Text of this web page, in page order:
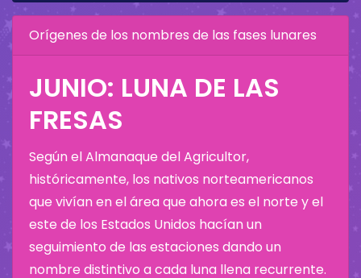
Orígenes de los nombres de las fases lunares
JUNIO: LUNA DE LAS
FRESAS
Según el Almanaque del Agricultor,
históricamente, los nativos norteamericanos
que vivían en el área que ahora es el norte y el
este de los Estados Unidos hacían un
seguimiento de las estaciones dando un
nombre distintivo a cada luna llena recurrente.